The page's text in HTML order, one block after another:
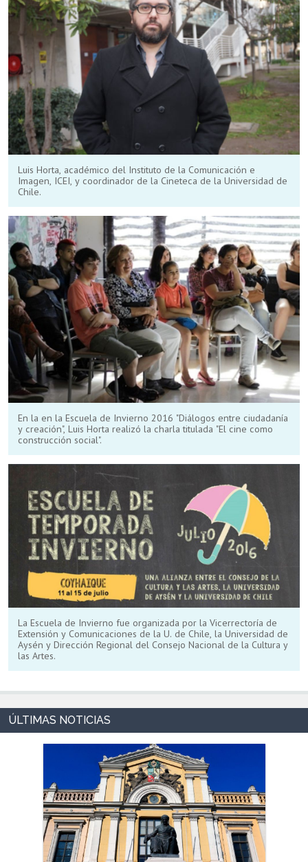
Luis Horta, académico del Instituto de la Comunicación e
Imagen, ICEI, y coordinador de la Cineteca de la Universidad de
Chile.
En la en la Escuela de Invierno 2016 "Diálogos entre ciudadanía
y creación", Luis Horta realizó la charla titulada "El cine como
construcción social".
La Escuela de Invierno fue organizada por la Vicerrectoría de
Extensión y Comunicaciones de la U. de Chile, la Universidad de
Aysén y Dirección Regional del Consejo Nacional de la Cultura y
las Artes.